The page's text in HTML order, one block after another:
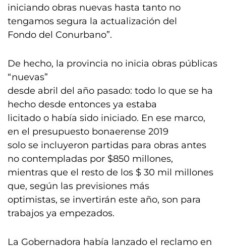
iniciando obras nuevas hasta tanto no
tengamos segura la actualización del
Fondo del Conurbano”.
De hecho, la provincia no inicia obras públicas
“nuevas”
desde abril del año pasado: todo lo que se ha
hecho desde entonces ya estaba
licitado o había sido iniciado. En ese marco,
en el presupuesto bonaerense 2019
solo se incluyeron partidas para obras antes
no contempladas por $850 millones,
mientras que el resto de los $ 30 mil millones
que, según las previsiones más
optimistas, se invertirán este año, son para
trabajos ya empezados.
La Gobernadora había lanzado el reclamo en